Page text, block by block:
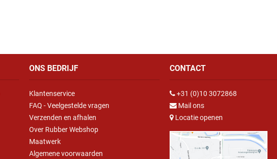
ONS BEDRIJF
Klantenservice
FAQ - Veelgestelde vragen
Verzenden en afhalen
Over Rubber Webshop
Maatwerk
Algemene voorwaarden
CONTACT
+31 (0)10 3072868
Mail ons
Locatie openen